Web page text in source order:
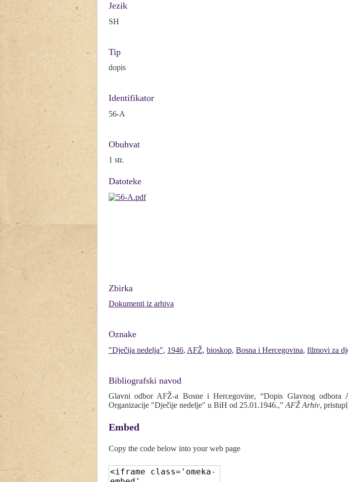
Jezik
SH
Tip
dopis
Identifikator
56-A
Obuhvat
1 str.
Datoteke
Zbirka
Dokumenti iz arhiva
Oznake
"Dječija nedelja", 1946, AFŽ, bioskop, Bosna i Hercegovina, filmovi za
Bibliografski navod
Glavni odbor AFŽ-a Bosne i Hercegovine, “Dopis Glavnog
Organizacije "Dječije nedelje" u BiH od 25.01.1946.,”AFŽ Arhiv,
Embed
Copy the code below into your web page